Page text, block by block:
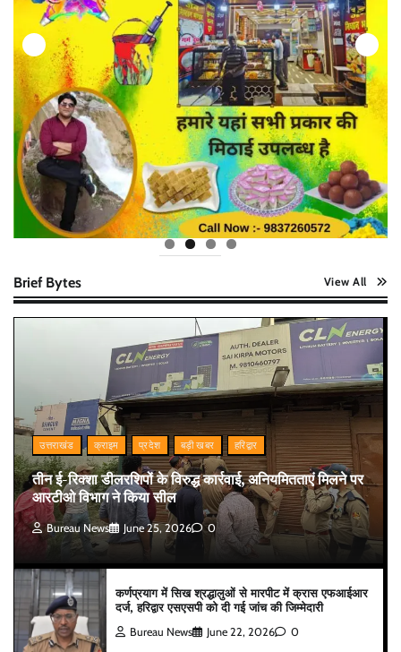
Brief Bytes View All
उत्तराखंड क्राइम प्रदेश बड़ी खबर हरिद्वार
तीन ई-रिक्शा डीलरशिपों के विरुद्ध कार्रवाई, अनियमितताएं मिलने पर
आरटीओ विभाग ने किया सील
Bureau News June 25, 2026 0
कर्णप्रयाग में सिख श्रद्धालुओं से मारपीट में क्रास एफआईआर
दर्ज, हरिद्वार एसएसपी को दी गई जांच की जिम्मेदारी
Bureau News June 22, 2026 0